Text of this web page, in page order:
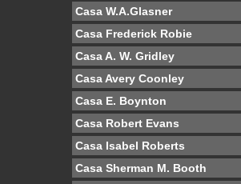
Casa W.A.Glasner
Casa Frederick Robie
Casa A. W. Gridley
Casa Avery Coonley
Casa E. Boynton
Casa Robert Evans
Casa Isabel Roberts
Casa Sherman M. Booth